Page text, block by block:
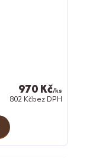
970 Kč/ks
802 Kčbez DPH